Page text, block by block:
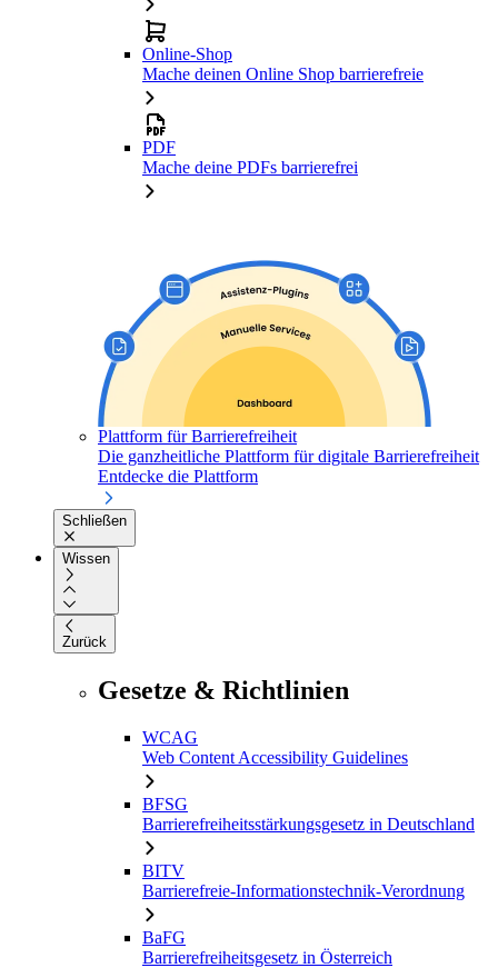
Online-Shop
Mache deinen Online Shop barrierefreie
PDF
Mache deine PDFs barrierefrei
Plattform für Barrierefreiheit
Die ganzheitliche Plattform für digitale Barrierefreiheit
Entdecke die Plattform
Schließen
Wissen
Zurück
Gesetze & Richtlinien
WCAG
Web Content Accessibility Guidelines
BFSG
Barrierefreiheitsstärkungsgesetz in Deutschland
BITV
Barrierefreie-Informationstechnik-Verordnung
BaFG
Barrierefreiheitsgesetz in Österreich